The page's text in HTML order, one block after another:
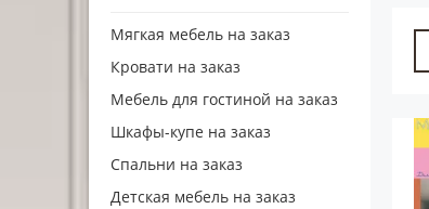
Мягкая мебель на заказ
Кровати на заказ
Мебель для гостиной на заказ
Шкафы-купе на заказ
Спальни на заказ
Детская мебель на заказ